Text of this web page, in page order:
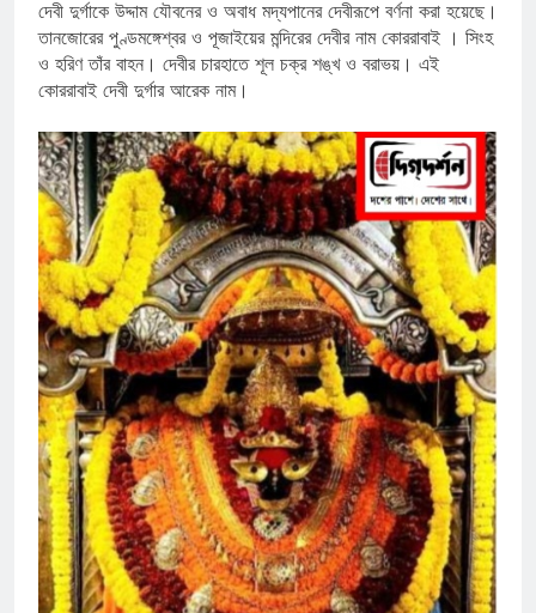
দেবী দুর্গাকে উদ্দাম যৌবনের ও অবাধ মদ্যপানের দেবীরূপে বর্ণনা করা হয়েছে।
তানজোরের পুণ্ডমঙ্গেশ্বর ও পূজাইয়ের মন্দিরের দেবীর নাম কোররাবাই । সিংহ
ও হরিণ তাঁর বাহন। দেবীর চারহাতে শূল চক্র শঙ্খ ও বরাভয়। এই
কোররাবাই দেবী দুর্গার আরেক নাম।